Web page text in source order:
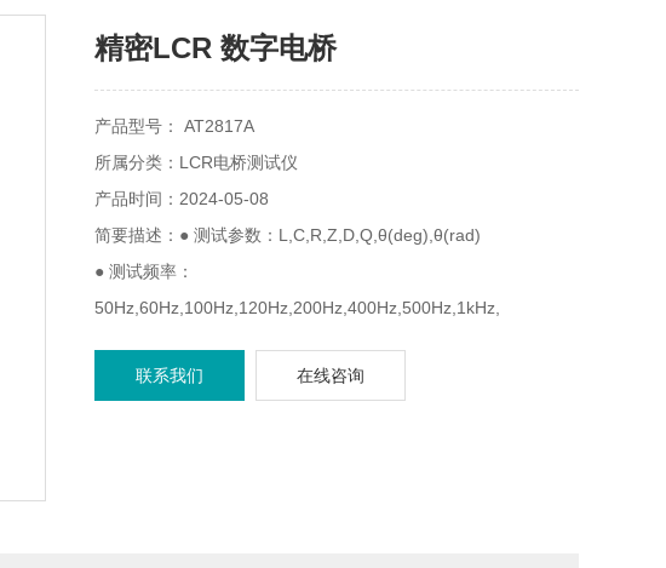
精密LCR 数字电桥
产品型号： AT2817A
所属分类：LCR电桥测试仪
产品时间：2024-05-08
简要描述：● 测试参数：L,C,R,Z,D,Q,θ(deg),θ(rad)
● 测试频率：
50Hz,60Hz,100Hz,120Hz,200Hz,400Hz,500Hz,1kHz,
● 基本准确度：0.05%
联系我们 在线咨询